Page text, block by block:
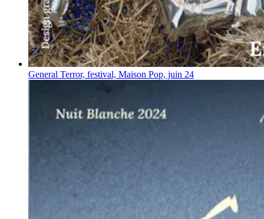
General Terror, festival, Maison Pop, juin 24